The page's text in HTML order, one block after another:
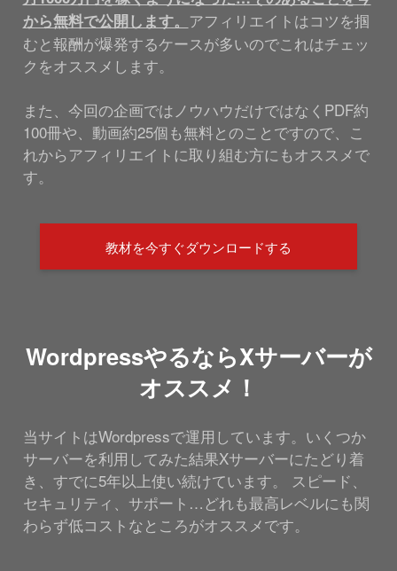
から無料で公開します。 アフィリエイトはコツを掴
むと報酬が爆発するケースが多いのでこれはチェッ
クをオススメします。
また、今回の企画ではノウハウだけではなくPDF約
100冊や、動画約25個も無料とのことですので、こ
れからアフィリエイトに取り組む方にもオススメで
す。
教材を今すぐダウンロードする
WordpressやるならXサーバーが
オススメ！
当サイトはWordpressで運用しています。いくつか
サーバーを利用してみた結果Xサーバーにたどり着
き、すでに5年以上使い続けています。 スピード、
セキュリティ、サポート…どれも最高レベルにも関
わらず低コストなところがオススメです。